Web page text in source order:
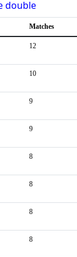
double
Matches
12
10
9
9
8
8
8
8